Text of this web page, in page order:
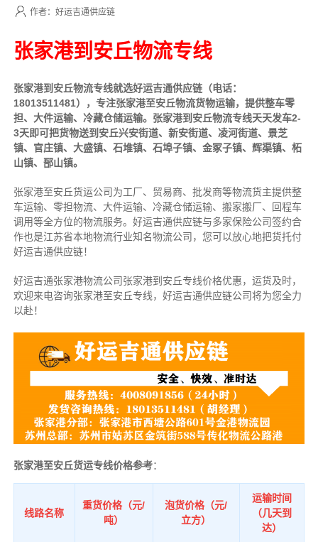
作者：好运吉通供应链
张家港到安丘物流专线
张家港到安丘物流专线就选好运吉通供应链（电话：
18013511481），专注张家港至安丘物流货物运输，提供整车零
担、大件运输、冷藏仓储运输。张家港到安丘物流专线天天发车2-
3天即可把货物送到安丘兴安街道、新安街道、凌河街道、景芝
镇、官庄镇、大盛镇、石堆镇、石埠子镇、金冢子镇、辉渠镇、柘
山镇、郚山镇。
张家港至安丘货运公司为工厂、贸易商、批发商等物流货主提供整
车运输、零担物流、大件运输、冷藏仓储运输、搬家搬厂、回程车
调用等全方位的物流服务。好运吉通供应链与多家保险公司签约合
作也是江苏省本地物流行业知名物流公司，您可以放心地把货托付
好运吉通供应链！
好运吉通张家港物流公司张家港到安丘专线价格优惠，运货及时，
欢迎来电咨询张家港至安丘专线，好运吉通供应链公司将为您全力
以赴！
张家港至安丘货运专线价格参考：
线路名称
重货价格（元/
吨）
泡货价格（元/
立方）
运输时间
（几天到
达）